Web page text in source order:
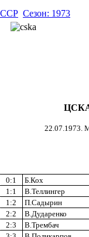
Сезон: 1973
22.07.1973.
0:1
Б.Кох
1:1
В.Теллингер
1:2
П.Садырин
2:2
В.Дударенко
2:3
В.Трембач